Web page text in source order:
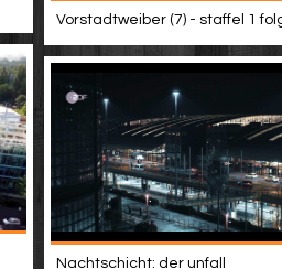
Vorstadtweiber (7) - staffel 1
Nachtschicht: der unfall